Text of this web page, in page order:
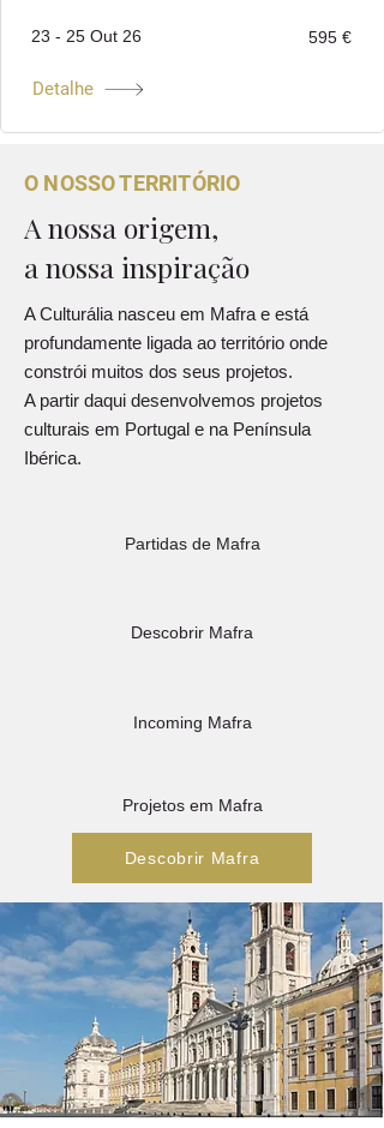
23 - 25 Out 26 595 €
Detalhe
O NOSSO TERRITÓRIO
A nossa origem,
a nossa inspiração
A Culturália nasceu em Mafra e está
profundamente ligada ao território onde
constrói muitos dos seus projetos.
A partir daqui desenvolvemos projetos
culturais em Portugal e na Península
Ibérica.
Partidas de Mafra
Descobrir Mafra
Incoming Mafra
Projetos em Mafra
Descobrir Mafra